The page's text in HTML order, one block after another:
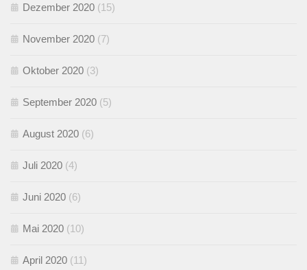
Dezember 2020 (15)
November 2020 (7)
Oktober 2020 (3)
September 2020 (5)
August 2020 (6)
Juli 2020 (4)
Juni 2020 (6)
Mai 2020 (10)
April 2020 (11)